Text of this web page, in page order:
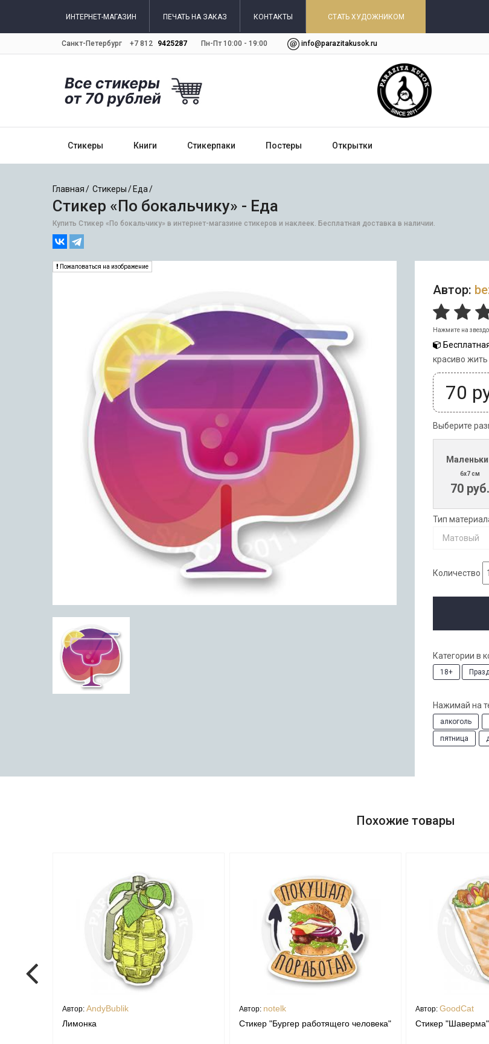
ИНТЕРНЕТ-МАГАЗИН ПЕЧАТЬ НА ЗАКАЗ КОНТАКТЫ СТАТЬ ХУДОЖНИКОМ
Санкт-Петербург +7 812 9425287 Пн-Пт 10:00 - 19:00 info@parazitakusok.ru
Стикеры Книги Стикерпаки Постеры Открытки
Главная Стикеры Еда
Стикер «По бокальчику» - Еда
Купить Стикер «По бокальчику» в интернет-магазине стикеров и наклеек. Бесплатная доставка в наличии.
Пожаловаться на изображение
Автор:
Нажмите на
красиво
70
Выберите
6x7 см
70 руб.
Тип
Матовый
Количество
Категории в
18+
Нажимай на
алкоголь
пятница
Похожие товары
Автор: AndyBublik
Лимонка
Автор: notelk
Стикер "Бургер работящего человека"
Автор: GoodCat
Стикер "Шаверма"